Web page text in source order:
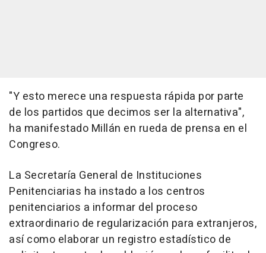
"Y esto merece una respuesta rápida por parte
de los partidos que decimos ser la alternativa",
ha manifestado Millán en rueda de prensa en el
Congreso.
La Secretaría General de Instituciones
Penitenciarias ha instado a los centros
penitenciarios a informar del proceso
extraordinario de regularización para extranjeros,
así como elaborar un registro estadístico de